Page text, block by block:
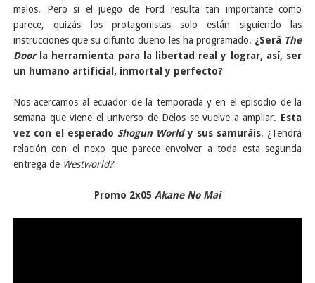
malos. Pero si el juego de Ford resulta tan importante como
parece, quizás los protagonistas solo están siguiendo las
instrucciones que su difunto dueño les ha programado. ¿Será The
Doorla herramienta para la libertad real y lograr, así, ser
un humano artificial, inmortal y perfecto?
Nos acercamos al ecuador de la temporada y en el episodio de la
semana que viene el universo de Delos se vuelve a ampliar. Esta
vez con el esperado Shogun Worldy sus samuráis. ¿Tendrá
relación con el nexo que parece envolver a toda esta segunda
entrega de Westworld?
Promo 2x05 Akane No Mai